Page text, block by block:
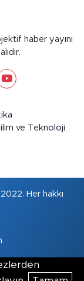
haber yayını
ve Teknoloji
Her hakkı